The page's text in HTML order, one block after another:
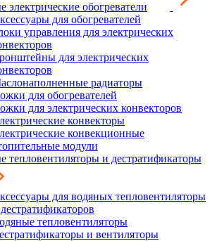
электрические обогреватели
для обогревателей
управления для электрических
для электрических
радиаторы
для обогревателей
для электрических конвекторов
конвекторы
конвекционные
модули
тепловентиляторы и дестратификаторы
для водяных тепловентиляторы
тепловентиляторы
и вентиляторы